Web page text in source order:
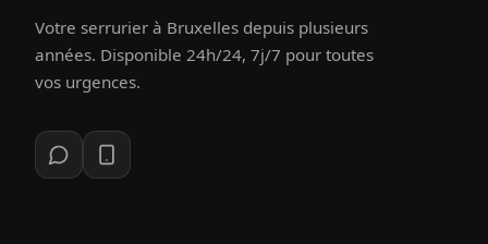
Votre serrurier à Bruxelles depuis plusieurs
années. Disponible 24h/24, 7j/7 pour toutes
vos urgences.